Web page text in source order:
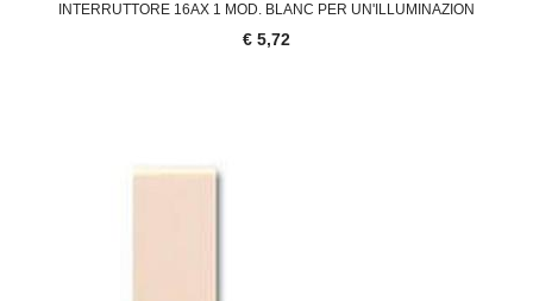
INTERRUTTORE 16AX 1 MOD. BLANC PER UN'ILLUMINAZION
€ 5,72